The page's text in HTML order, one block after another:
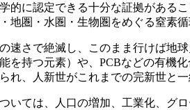
的に認定できる十分な証拠がある
地圏・水圏・生物圏をめぐる窒素
さで絶滅し、このまま行けば地
を持つ元素）や、PCBなどの有機
れ、人新世がこれまでの完新世と
ては、人口の増加、工業化、グ